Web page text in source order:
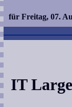
für Freitag, 07.
IT